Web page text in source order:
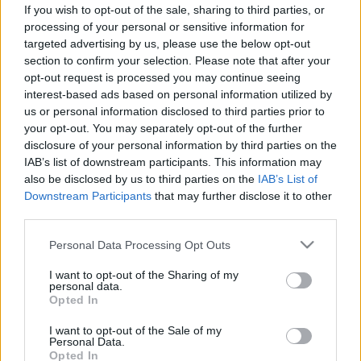
If you wish to opt-out of the sale, sharing to third parties, or
processing of your personal or sensitive information for
targeted advertising by us, please use the below opt-out
section to confirm your selection. Please note that after your
opt-out request is processed you may continue seeing
interest-based ads based on personal information utilized by
us or personal information disclosed to third parties prior to
your opt-out. You may separately opt-out of the further
disclosure of your personal information by third parties on the
IAB’s list of downstream participants. This information may
also be disclosed by us to third parties on the IAB’s List of
Downstream Participants that may further disclose it to other
Please note that this website/app uses one or more Google
not limited to your visit or usage behaviour. You may click to
grant or deny consent to Google and its third-party tags to
use your data for below specified purposes in below Google
consent section.
Personal Data Processing Opt Outs
I want to opt-out of the Sharing of my
personal data.
Opted In
I want to opt-out of the Sale of my
Personal Data.
Opted In
van